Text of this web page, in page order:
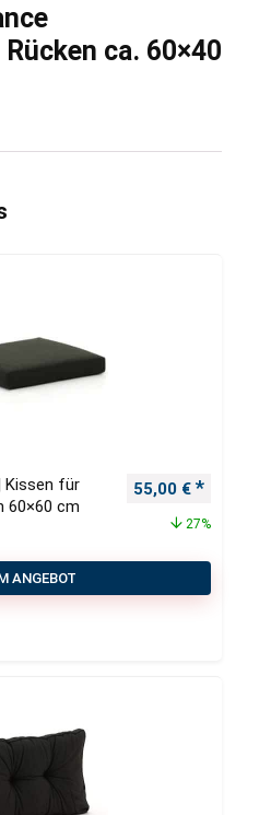
ca. 60×40
Kissen für
60×60 cm
Ursprünglicher
55,00 €
27%
ANGEBOT